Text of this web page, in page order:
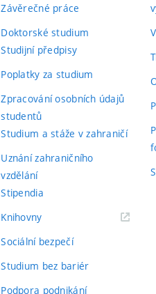
Závěrečné práce
Doktorské studium
Studijní předpisy
Poplatky za studium
Zpracování osobních údajů
studentů
Studium a stáže v zahraničí
Uznání zahraničního
vzdělání
Stipendia
Knihovny(externí
Sociální bezpečí
Studium bez bariér
Podpora podnikání